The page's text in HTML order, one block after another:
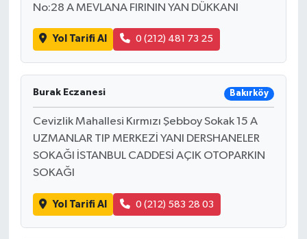
No:28 A MEVLANA FIRININ YAN DÜKKANI
Yol Tarifi Al 0 (212) 481 73 25
Burak Eczanesi Bakırköy
Cevizlik Mahallesi Kırmızı Şebboy Sokak 15 A
UZMANLAR TIP MERKEZİ YANI DERSHANELER
SOKAĞI İSTANBUL CADDESİ AÇIK OTOPARKIN
SOKAĞI
Yol Tarifi Al 0 (212) 583 28 03